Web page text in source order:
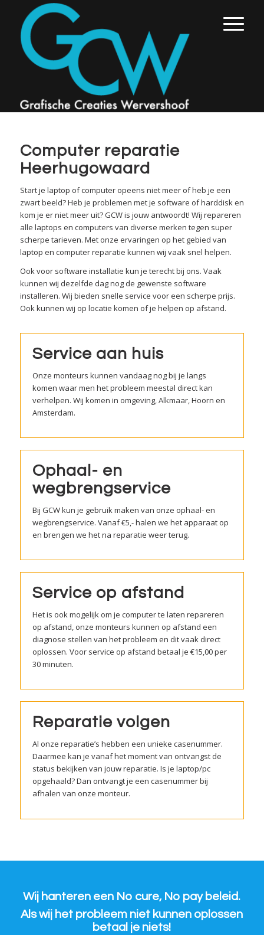
Computer reparatie
Heerhugowaard
Start je laptop of computer opeens niet meer of heb je een
zwart beeld? Heb je problemen met je software of harddisk en
kom je er niet meer uit? GCW is jouw antwoordt! Wij repareren
alle laptops en computers van diverse merken tegen super
scherpe tarieven. Met onze ervaringen op het gebied van
laptop en computer reparatie kunnen wij vaak snel helpen.
Ook voor software installatie kun je terecht bij ons. Vaak
kunnen wij dezelfde dag nog de gewenste software
installeren. Wij bieden snelle service voor een scherpe prijs.
Ook kunnen wij op locatie komen of je helpen op afstand.
Service aan huis
Onze monteurs kunnen vandaag nog bij je langs
komen waar men het probleem meestal direct kan
verhelpen. Wij komen in omgeving, Alkmaar, Hoorn en
Amsterdam.
Ophaal- en
wegbrengservice
Bij GCW kun je gebruik maken van onze ophaal- en
wegbrengservice. Vanaf €5,- halen we het apparaat op
en brengen we het na reparatie weer terug.
Service op afstand
Het is ook mogelijk om je computer te laten repareren
op afstand, onze monteurs kunnen op afstand een
diagnose stellen van het probleem en dit vaak direct
oplossen. Voor service op afstand betaal je €15,00 per
30 minuten.
Reparatie volgen
Al onze reparatie’s hebben een unieke casenummer.
Daarmee kan je vanaf het moment van ontvangst de
status bekijken van jouw reparatie. Is je laptop/pc
opgehaald? Dan ontvangt je een casenummer bij
afhalen van onze monteur.
Wij hanteren een No cure, No pay beleid.
Als wij het probleem niet kunnen oplossen
betaal je niets!